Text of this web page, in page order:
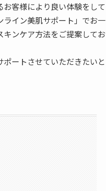
お客様により良い体験をして
ライン美肌サポート」でお一
キンケア方法をご提案してお
ートさせていただきたいと